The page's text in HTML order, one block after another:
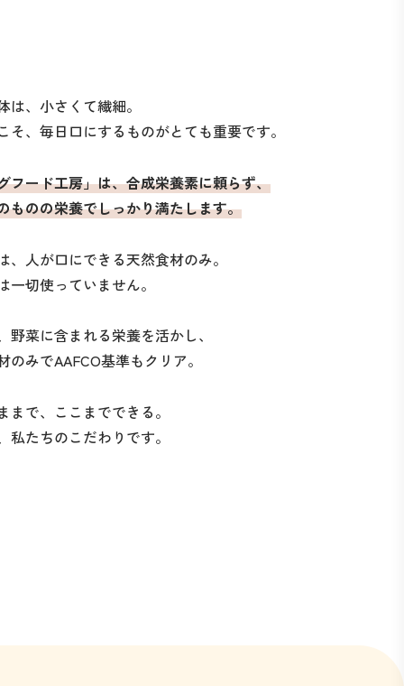
は、小さくて繊細。
そ、毎日口にするものがとても重要です。
フード工房」は、合成栄養素に頼らず、
ものの栄養でしっかり満たします。
、人が口にできる天然食材のみ。
一切使っていません。
野菜に含まれる栄養を活かし、
のみでAAFCO基準もクリア。
まで、ここまでできる。
私たちのこだわりです。